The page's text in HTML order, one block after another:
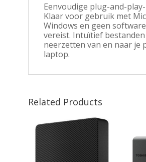
Eenvoudige plug-and-
Klaar voor gebruik met
Windows en geen
vereist. Intuïtief
neerzetten van en naar je
laptop.
Related Products